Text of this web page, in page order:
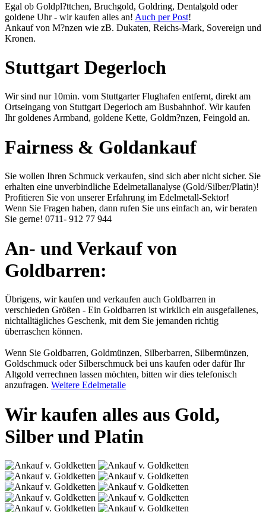
Egal ob Goldpl?ttchen, Bruchgold, Goldring, Dentalgold oder
goldene Uhr - wir kaufen alles an! Auch per Post!
Ankauf von M?nzen wie zB. Dukaten, Reichs-Mark, Sovereign und
Kronen.
Stuttgart Degerloch
Wir sind nur 10min. vom Stuttgarter Flughafen entfernt, direkt am
Ortseingang von Stuttgart Degerloch am Busbahnhof. Wir kaufen
Ihr goldenes Armband, goldene Kette, Goldm?nzen, Feingold an.
Fairness & Goldankauf
Sie wollen Ihren Schmuck verkaufen, sind sich aber nicht sicher. Sie
erhalten eine unverbindliche Edelmetallanalyse (Gold/Silber/Platin)!
Profitieren Sie von unserer Erfahrung im Edelmetall-Sektor!
Wenn Sie Fragen haben, dann rufen Sie uns einfach an, wir beraten
Sie gerne! 0711- 912 77 944
An- und Verkauf von
Goldbarren:
Übrigens, wir kaufen und verkaufen auch Goldbarren in
verschieden Größen - Ein Goldbarren ist wirklich ein ausgefallenes,
nichtalltägliches Geschenk, mit dem Sie jemanden richtig
überraschen können.
Wenn Sie Goldbarren, Goldmünzen, Silberbarren, Silbermünzen,
Goldschmuck oder Silberschmuck bei uns kaufen oder dafür Ihr
Altgold verrechnen lassen möchten, bitten wir dies telefonisch
anzufragen. Weitere Edelmetalle
Wir kaufen alles aus Gold,
Silber und Platin